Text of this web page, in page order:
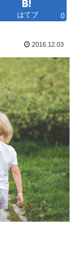
はてブ 0
2016.12.03